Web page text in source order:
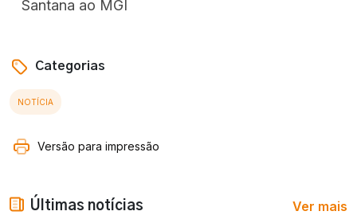
Santana ao MGI
Categorias
NOTÍCIA
Versão para impressão
Últimas notícias Ver mais